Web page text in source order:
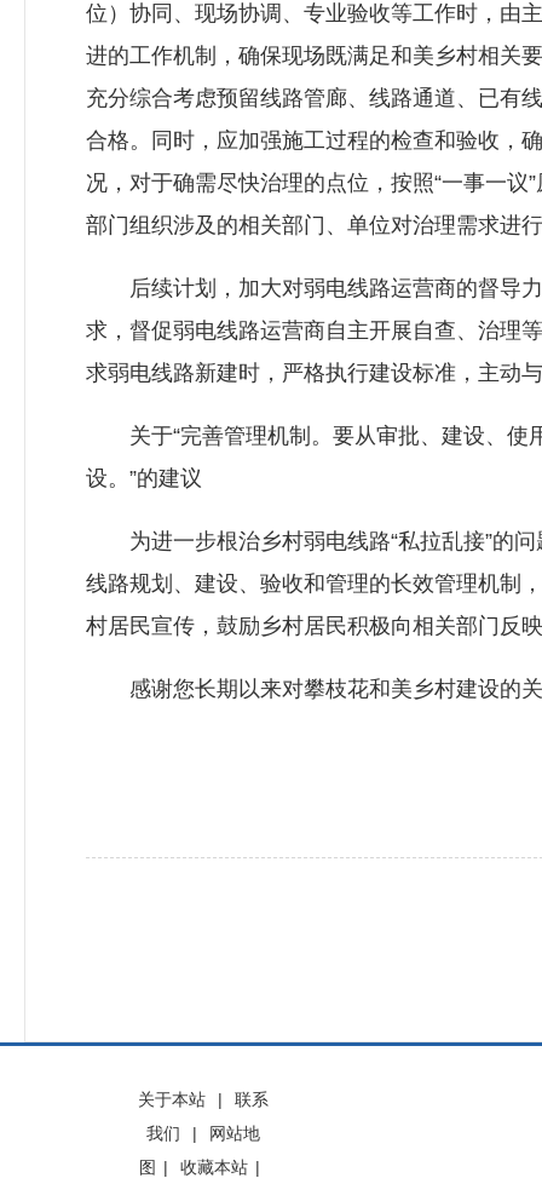
位）协同、现场协调、专业验收等工作时，由
进的工作机制，确保现场既满足和美乡村相关
充分综合考虑预留线路管廊、线路通道、已有
合格。同时，应加强施工过程的检查和验收，
况，对于确需尽快治理的点位，按照“一事一
部门组织涉及的相关部门、单位对治理需求进
后续计划，加大对弱电线路运营商的督导力
求，督促弱电线路运营商自主开展自查、治理
求弱电线路新建时，严格执行建设标准，主动
关于“完善管理机制。要从审批、建设、使
设。”的建议
为进一步根治乡村弱电线路“私拉乱接”的问
线路规划、建设、验收和管理的长效管理机制
村居民宣传，鼓励乡村居民积极向相关部门反
感谢您长期以来对攀枝花和美乡村建设的关
关于本站 |
联系
我们
|
网站地
图 | 收藏本站 |